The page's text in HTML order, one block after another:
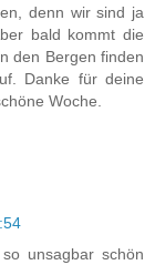
denn wir sind ja
bald kommt die
den Bergen finden
Danke für deine
Woche.
unsagbar schön